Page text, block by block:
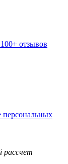
100+ отзывов